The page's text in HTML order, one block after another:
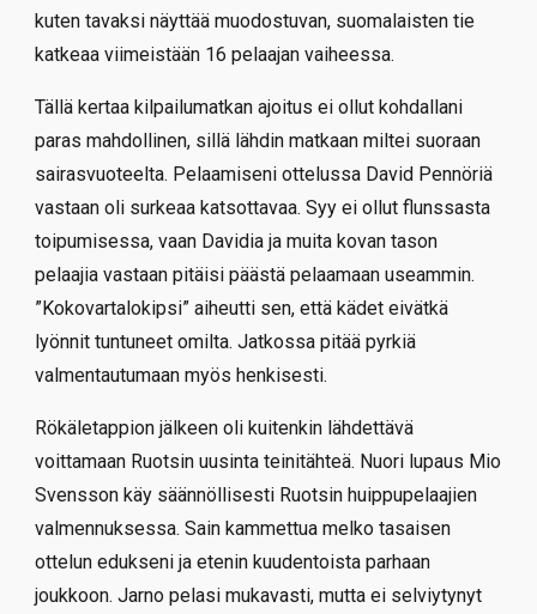
kuten tavaksi näyttää muodostuvan, suomalaisten tie
katkeaa viimeistään 16 pelaajan vaiheessa.
Tällä kertaa kilpailumatkan ajoitus ei ollut kohdallani
paras mahdollinen, sillä lähdin matkaan miltei suoraan
sairasvuoteelta. Pelaamiseni ottelussa David Pennöriä
vastaan oli surkeaa katsottavaa. Syy ei ollut flunssasta
toipumisessa, vaan Davidia ja muita kovan tason
pelaajia vastaan pitäisi päästä pelaamaan useammin.
”Kokovartalokipsi” aiheutti sen, että kädet eivätkä
lyönnit tuntuneet omilta. Jatkossa pitää pyrkiä
valmentautumaan myös henkisesti.
Rökäletappion jälkeen oli kuitenkin lähdettävä
voittamaan Ruotsin uusinta teinitähteä. Nuori lupaus Mio
Svensson käy säännöllisesti Ruotsin huippupelaajien
valmennuksessa. Sain kammettua melko tasaisen
ottelun edukseni ja etenin kuudentoista parhaan
joukkoon. Jarno pelasi mukavasti, mutta ei selviytynyt